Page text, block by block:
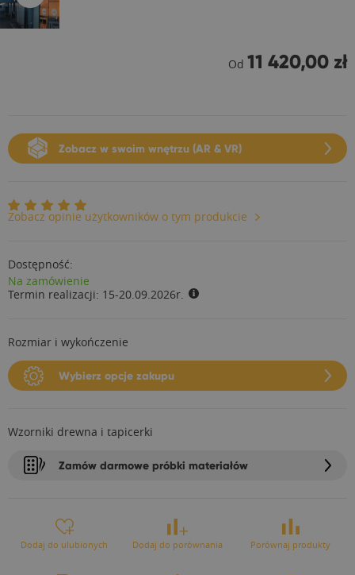
Od 11 420,00 zł
Zobacz w swoim wnętrzu (AR & VR)
Zobacz opinie użytkowników o tym produkcie
Dostępność:
Na zamówienie
Termin realizacji: 15-20.09.2026r.
Rozmiar i wykończenie
Wybierz opcje zakupu
Wzorniki drewna i tapicerki
Zamów darmowe próbki materiałów
Dodaj do ulubionych Dodaj do porównania Porównaj produkty